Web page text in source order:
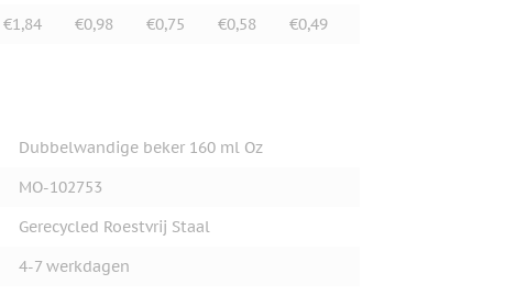
€1,84 €0,98 €0,75 €0,58 €0,49
Dubbelwandige beker 160 ml Oz
MO-102753
Gerecycled Roestvrij Staal
4-7 werkdagen